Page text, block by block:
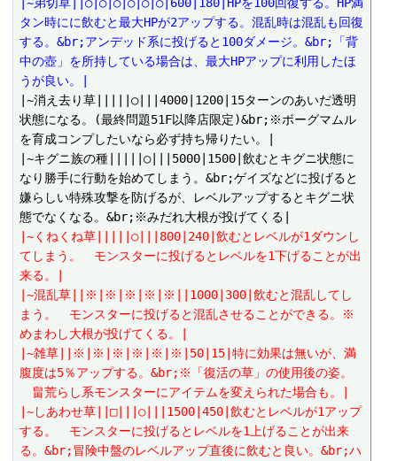
タン時にに飲むと最大HPが2アップする。混乱時は混乱も回復
する。&br;アンデッド系に投げると100ダメージ。&br;「背
中の壺」を所持している場合は、最大HPアップに利用したほ
うが良い。|
|~消え去り草|||||○|||4000|1200|15ターンのあいだ透明
状態になる。(最終問題51F以降店限定)&br;※ボーグマムル
を育成コンプしたいなら必ず持ち帰りたい。|
|~キグニ族の種|||||○|||5000|1500|飲むとキグニ状態に
なり勝手に行動を始めてしまう。&br;ゲイズなどに投げると
嫌らしい特殊攻撃を防げるが、レベルアップするとキグニ状
|~くねくね草|||||○|||800|240|飲むとレベルが1ダウンし
てしまう。　モンスターに投げるとレベルを1下げることが出
来る。|
|~混乱草||※|※|※|※|※||1000|300|飲むと混乱してし
まう。　モンスターに投げると混乱させることができる。※
めまわし大根が投げてくる。|
|~雑草||※|※|※|※|※|※|50|15|特に効果は無いが、満
腹度は5％アップする。&br;※「復活の草」の使用後の姿。
畠荒らし系モンスターにアイテムを変えられた場合も。|
|~しあわせ草||□|||○|||1500|450|飲むとレベルが1アップ
する。　モンスターに投げるとレベルを1上げることが出来
る。&br;冒険中盤のレベルアップ直後に飲むと良い。&br;ハ